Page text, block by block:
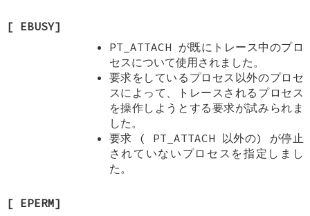
[ EBUSY]
PT_ATTACH が既にトレース中のプロ
セスについて使用されました。
要求をしているプロセス以外のプロセ
スによって、トレースされるプロセス
を操作しようとする要求が試みられま
した。
要求 ( PT_ATTACH 以外の) が停止
されていないプロセスを指定しまし
た。
[ EPERM]